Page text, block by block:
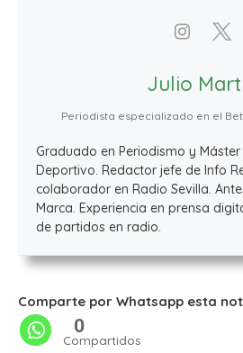
Julio
Periodista especializado en el
Graduado en Periodismo y
Deportivo. Redactor jefe de Info
colaborador en Radio Sevilla.
Marca. Experiencia en prensa
de partidos en radio.
Comparte por Whatsapp esta
0
Compartidos